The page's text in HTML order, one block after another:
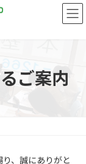
ご案内
、誠にありがと